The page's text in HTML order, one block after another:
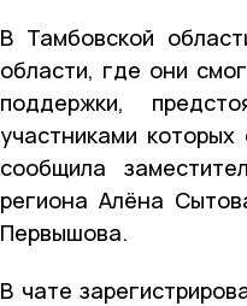
В Тамбовской
области, где они
поддержки,
участниками
сообщила
региона Алёна
Первышова.
В чате